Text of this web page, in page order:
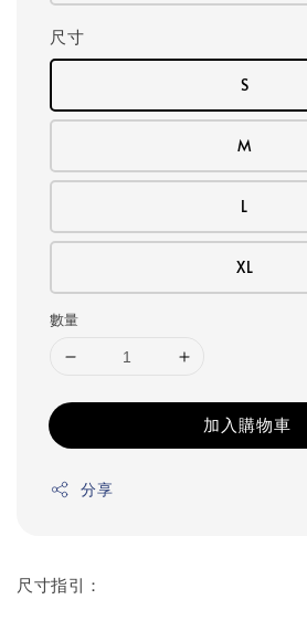
尺寸
S
M
L
XL
數量
加入購物車
分享
尺寸指引：